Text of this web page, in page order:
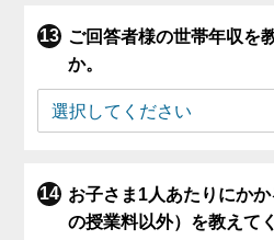
ご回答者様の世帯年収を
か。
お子さま1人あたりにか
の授業料以外）を教えて